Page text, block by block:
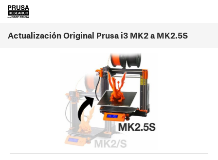
Actualización Original Prusa i3 MK2 a MK2.5S